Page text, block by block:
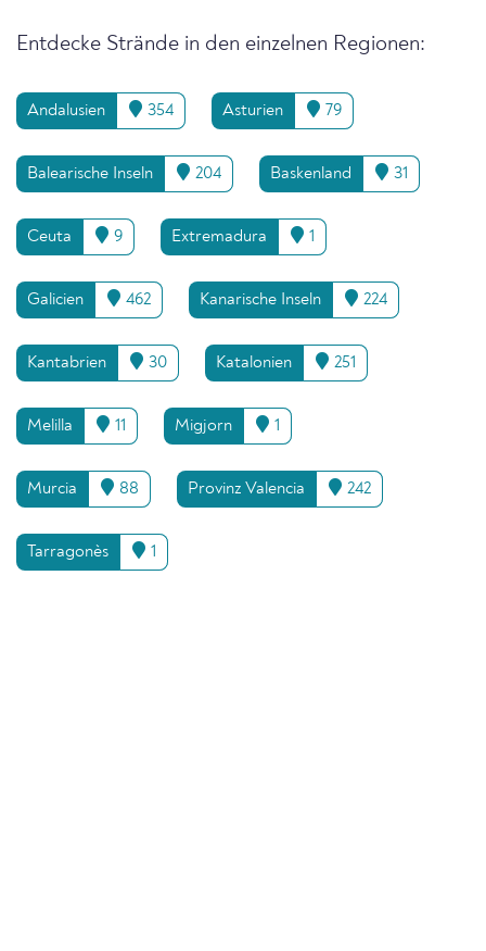
Entdecke Strände in den einzelnen Regionen:
Andalusien 354 Asturien 79
Balearische Inseln 204 Baskenland 31
Ceuta 9 Extremadura 1
Galicien 462 Kanarische Inseln 224
Kantabrien 30 Katalonien 251
Melilla 11 Migjorn 1
Murcia 88 Provinz Valencia 242
Tarragonès 1